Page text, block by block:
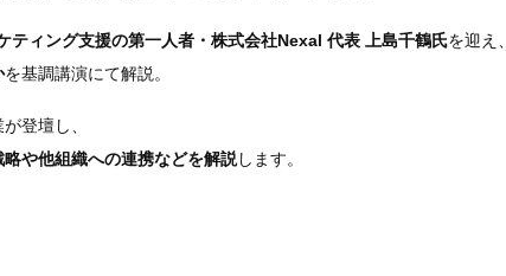
ティング支援の第一人者・株式会社Nexal 代表 上島千鶴氏を迎え、
を基調講演にて解説。
登壇し、
や他組織への連携などを解説します。